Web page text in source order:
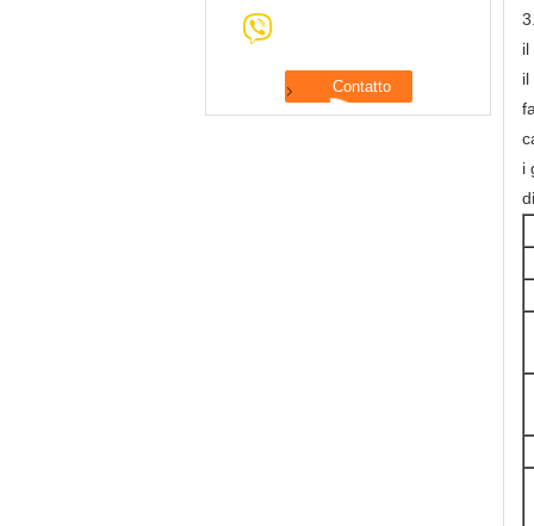
il
il
i